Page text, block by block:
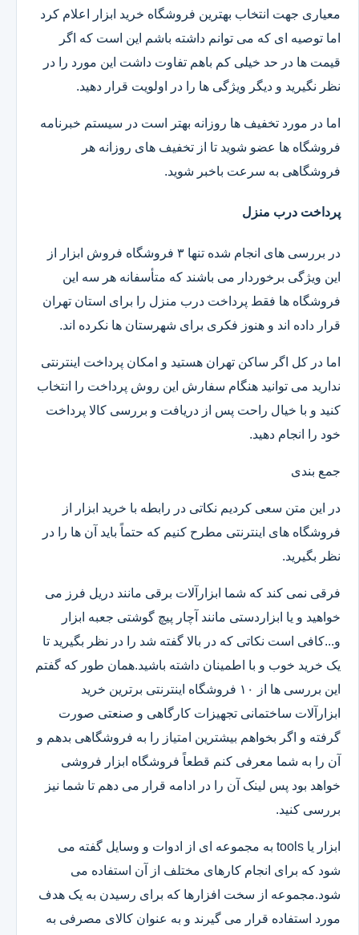
معیاری جهت انتخاب بهترین فروشگاه خرید ابزار اعلام کرد
اما توصیه ای که می توانم داشته باشم این است که اگر
قیمت ها در حد خیلی کم باهم تفاوت داشت این مورد را در
نظر نگیرید و دیگر ویژگی ها را در اولویت قرار دهید.
اما در مورد تخفیف ها روزانه بهتر است در سیستم خبرنامه
فروشگاه ها عضو شوید تا از تخفیف های روزانه هر
فروشگاهی به سرعت باخبر شوید.
پرداخت درب منزل
در بررسی های انجام شده تنها ۳ فروشگاه فروش ابزار از
این ویژگی برخوردار می باشند که متأسفانه هر سه این
فروشگاه ها فقط پرداخت درب منزل را برای استان تهران
قرار داده اند و هنوز فکری برای شهرستان ها نکرده اند.
اما در کل اگر ساکن تهران هستید و امکان پرداخت اینترنتی
ندارید می توانید هنگام سفارش این روش پرداخت را انتخاب
کنید و با خیال راحت پس از دریافت و بررسی کالا پرداخت
خود را انجام دهید.
جمع بندی
در این متن سعی کردیم نکاتی در رابطه با خرید ابزار از
فروشگاه های اینترنتی مطرح کنیم که حتماً باید آن ها را در
نظر بگیرید.
فرقی نمی کند که شما ابزارآلات برقی مانند دریل فرز می
خواهید و یا ابزاردستی مانند آچار پیچ گوشتی جعبه ابزار
و...کافی است نکاتی که در بالا گفته شد را در نظر بگیرید تا
یک خرید خوب و با اطمینان داشته باشید.همان طور که گفتم
این بررسی ها از ۱۰ فروشگاه اینترنتی برترین خرید
ابزارآلات ساختمانی تجهیزات کارگاهی و صنعتی صورت
گرفته و اگر بخواهم بیشترین امتیاز را به فروشگاهی بدهم و
آن را به شما معرفی کنم قطعاً فروشگاه ابزار فروشی
خواهد بود پس لینک آن را در ادامه قرار می دهم تا شما نیز
بررسی کنید.
ابزار یا tools به مجموعه ای از ادوات و وسایل گفته می
شود که برای انجام کارهای مختلف از آن استفاده می
شود.مجموعه از سخت افزارها که برای رسیدن به یک هدف
مورد استفاده قرار می گیرند و به عنوان کالای مصرفی به